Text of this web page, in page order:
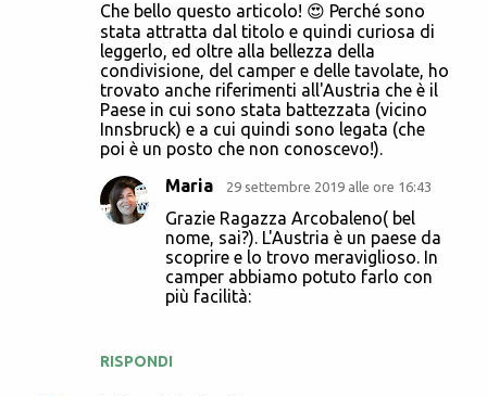
Che bello questo articolo! 😍 Perché sono
stata attratta dal titolo e quindi curiosa di
leggerlo, ed oltre alla bellezza della
condivisione, del camper e delle tavolate, ho
trovato anche riferimenti all'Austria che è il
Paese in cui sono stata battezzata (vicino
Innsbruck) e a cui quindi sono legata (che
poi è un posto che non conoscevo!).
RISPONDI
Maria 29 settembre 2019 alle ore 16:43
Grazie Ragazza Arcobaleno( bel
nome, sai?). L'Austria è un paese da
scoprire e lo trovo meraviglioso. In
camper abbiamo potuto farlo con
più facilità: